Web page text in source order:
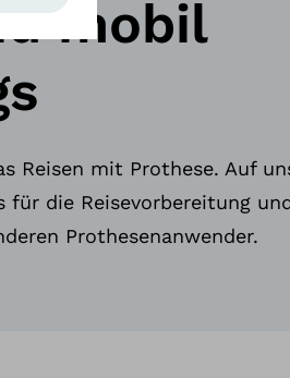
mobil
Reisen mit Prothese. Auf
die Reisevorbereitung
Prothesenanwender.